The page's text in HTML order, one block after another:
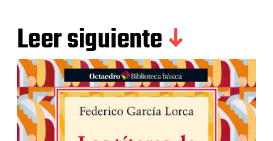
Leer siguiente